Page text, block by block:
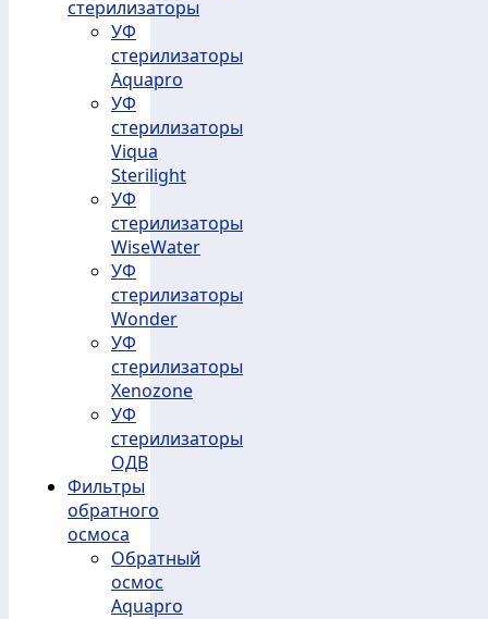
стерилизаторы
УФ
стерилизаторы
Aquapro
УФ
стерилизаторы
Viqua
Sterilight
УФ
стерилизаторы
WiseWater
УФ
стерилизаторы
Wonder
УФ
стерилизаторы
Xenozone
УФ
стерилизаторы
ОДВ
Фильтры
обратного
осмоса
Обратный
осмос
Aquapro